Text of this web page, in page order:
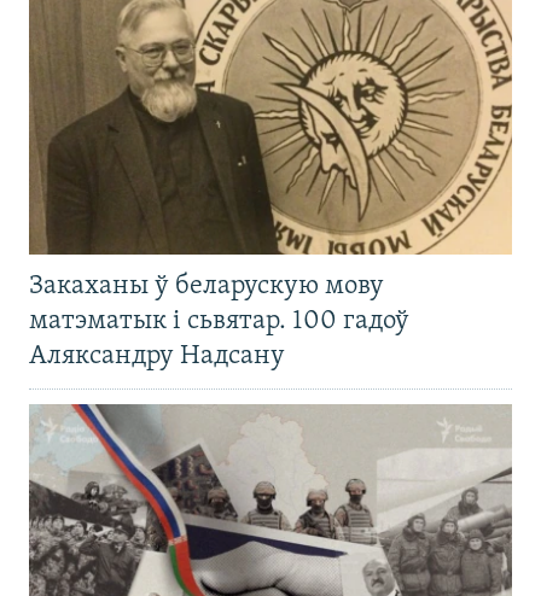
Закаханы ў беларускую мову
матэматык і сьвятар. 100 гадоў
Аляксандру Надсану